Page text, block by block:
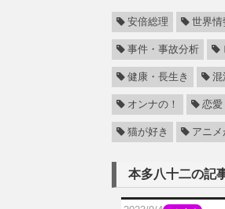
安倍総理 世界情
事件・事故分析
健康・長生き 混
オンナの！ 恋愛
猫が好き アニメ
本多八十二の記